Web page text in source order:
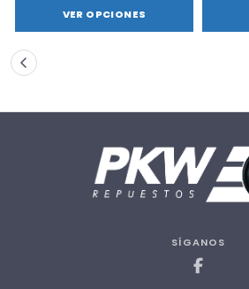
VER OPCIONES
SÍGANOS